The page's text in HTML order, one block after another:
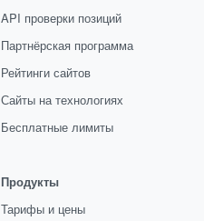
API проверки позиций
Партнёрская программа
Рейтинги сайтов
Сайты на технологиях
Бесплатные лимиты
Продукты
Тарифы и цены